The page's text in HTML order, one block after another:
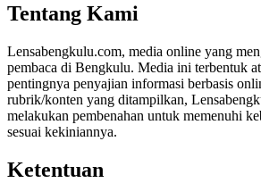
Tentang Kami
Lensabengkulu.com, media online yang
pembaca di Bengkulu. Media ini terbentuk
pentingnya penyajian informasi berbasis
rubrik/konten yang ditampilkan,
melakukan pembenahan untuk memenuhi
sesuai kekiniannya.
Ketentuan